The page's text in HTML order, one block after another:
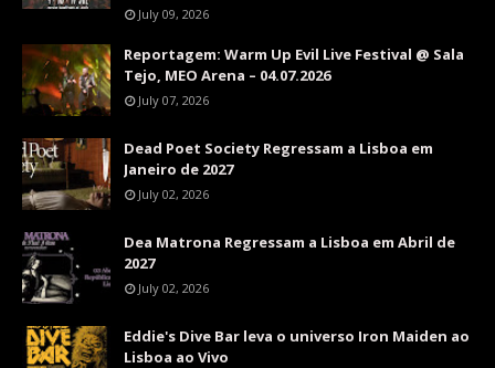
July 09, 2026
Reportagem: Warm Up Evil Live Festival @ Sala
Tejo, MEO Arena – 04.07.2026
July 07, 2026
Dead Poet Society Regressam a Lisboa em
Janeiro de 2027
July 02, 2026
Dea Matrona Regressam a Lisboa em Abril de
2027
July 02, 2026
Eddie's Dive Bar leva o universo Iron Maiden ao
Lisboa ao Vivo